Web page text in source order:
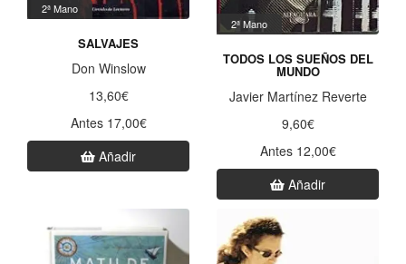
2ª Mano
SALVAJES
Don Winslow
13,60€
Antes 17,00€
Añadir
2ª Mano
TODOS LOS SUEÑOS DEL
MUNDO
Javier Martínez Reverte
9,60€
Antes 12,00€
Añadir